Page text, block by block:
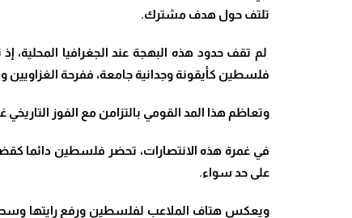
تلتف حول هدف مشترك.
لم تقف حدود هذه البهجة عند الجغرافيا المحلية،
فلسطين كأيقونة وجدانية جامعة، ففرحة الغزاويين
وتعاظم هذا المد القومي بالتزامن مع الفوز
في غمرة هذه الانتصارات، تحضر فلسطين دائما
على حد سواء.
ويعكس هتاف الملاعب لفلسطين ورفع رايتها وسط هذا